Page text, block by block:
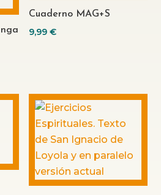
Cuaderno MAG+S
9,99€